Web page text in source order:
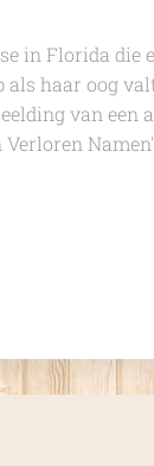
in Florida die
haar oog
van een